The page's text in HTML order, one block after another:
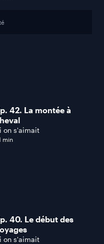
42. La montée à
on s'aimait
min
40. Le début des
on s'aimait